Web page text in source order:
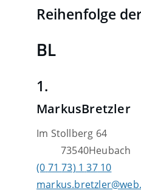
Reihenfolge
BL
1.
MarkusBretzler
Im Stollberg 64
73540Heubach
(0 71 73) 1 37 10